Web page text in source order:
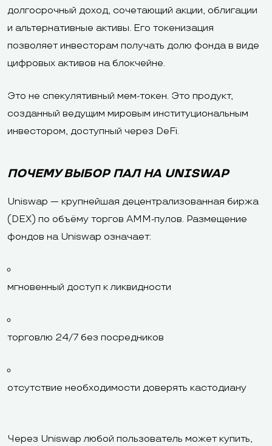
долгосрочный доход, сочетающий акции, облигации
и альтернативные активы. Его токенизация
позволяет инвесторам получать долю фонда в виде
цифровых активов на блокчейне.
Это не спекулятивный мем-токен. Это продукт,
созданный ведущим мировым институциональным
инвестором, доступный через DeFi.
ПОЧЕМУ ВЫБОР ПАЛ НА UNISWAP
Uniswap — крупнейшая децентрализованная биржа
(DEX) по объёму торгов AMM-пулов. Размещение
фондов на Uniswap означает:
мгновенный доступ к ликвидности
торговлю 24/7 без посредников
отсутствие необходимости доверять кастодиану
Через Uniswap любой пользователь может купить,